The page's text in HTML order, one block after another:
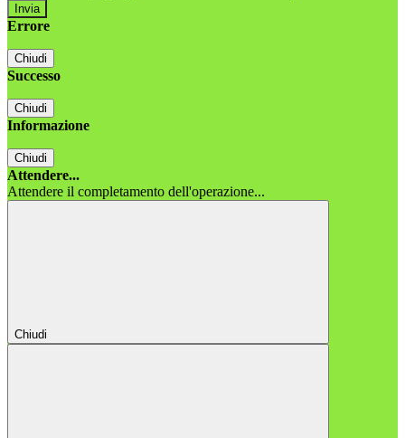
Errore
Chiudi
Successo
Chiudi
Informazione
Chiudi
Attendere...
Attendere il completamento dell'operazione...
Chiudi